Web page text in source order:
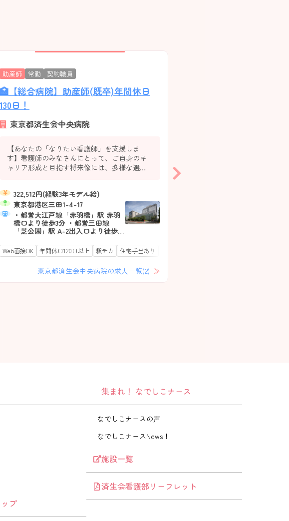
年間休日120日以上 駅チカ 住宅手当あり 託児所あり
助産師 常勤 契約職員
🏥【総合病院】助産師(既卒)年間休日
130日！
東京都済生会中央病院
【あなたの「なりたい看護師」を支援しま
す】看護師のみなさんにとって、ご自身のキ
ャリア形成と目指す将来像には、多様な選択
独自の看護師サポートシステムを導入し、あ
なたが目指す「なりたい看護師」を実現でき
るよう全力で支援します。
322,512円(経験3年モデル給)
東京都港区三田1-4-17
・都営大江戸線「赤羽橋」駅 赤羽
橋口より徒歩3分 ・都営三田線
「芝公園」駅 A-2出入口より徒歩10
番」駅 3番出入口より徒歩10分 ・
山手線、京浜東北線「田町駅」三
Web面接OK 年間休日120日以上 駅チカ 住宅手当あり
東京都済生会中央病院の求人一覧(2)
プ
集まれ！ なでしこナース
なでしこナースの声
なでしこナースNews！
施設一覧
済生会看護部リーフレット